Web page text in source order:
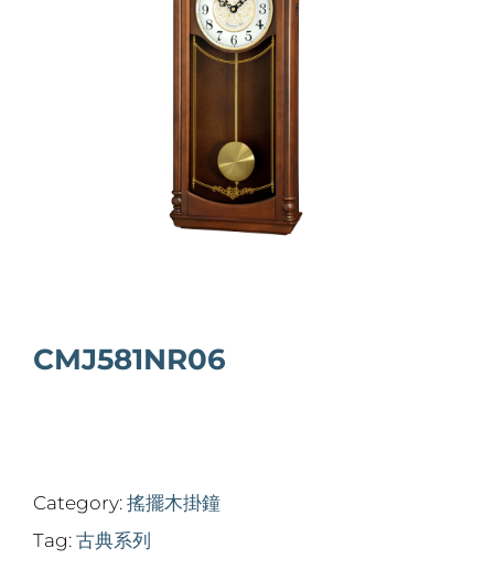
CMJ581NR06
Category: 搖擺木掛鐘
Tag: 古典系列